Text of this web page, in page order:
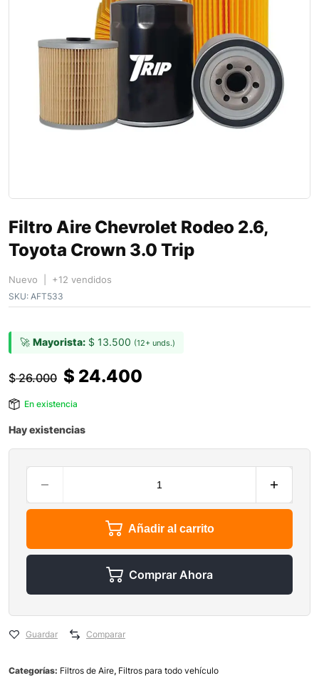
Filtro Aire Chevrolet Rodeo 2.6,
Toyota Crown 3.0 Trip
Nuevo | +12 vendidos
SKU: AFT533
🚀 Mayorista: $ 13.500 (12+ unds.)
$26.000 $ 24.400
En existencia
Hay existencias
Añadir al carrito
Comprar Ahora
Guardar Comparar
Categorías: Filtros de Aire, Filtros para todo vehículo